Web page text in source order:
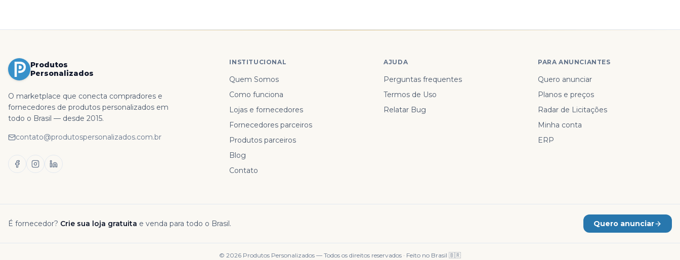
Produtos
Personalizados
O marketplace que conecta compradores e
fornecedores de produtos personalizados em
todo o Brasil — desde 2015.
contato@produtospersonalizados.com.br
INSTITUCIONAL
Quem Somos
Como funciona
Lojas e fornecedores
Fornecedores parceiros
Produtos parceiros
Blog
Contato
AJUDA
Perguntas frequentes
Termos de Uso
Relatar Bug
PARA ANUNCIANTES
Quero anunciar
Planos e preços
Radar de Licitações
Minha conta
ERP
É fornecedor? Crie sua loja gratuita e venda para todo o Brasil. Quero anunciar
© 2026 Produtos Personalizados — Todos os direitos reservados · Feito no Brasil 🇧🇷